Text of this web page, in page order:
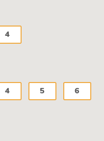
4
4 5 6